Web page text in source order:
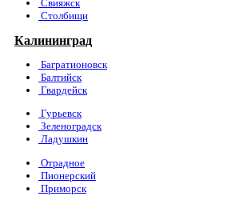
Свияжск
Столбищи
Калининград
Багратионовск
Балтийск
Гвардейск
Гурьевск
Зеленоградск
Ладушкин
Отрадное
Пионерский
Приморск